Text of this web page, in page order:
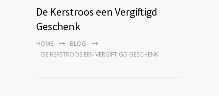
De Kerstroos een Vergiftigd
Geschenk
HOME
BLOG
DE KERSTROOS EEN VERGIFTIGD GESCHENK